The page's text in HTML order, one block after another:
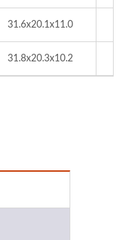
31.6x20.1x11.0
31.8x20.3x10.2